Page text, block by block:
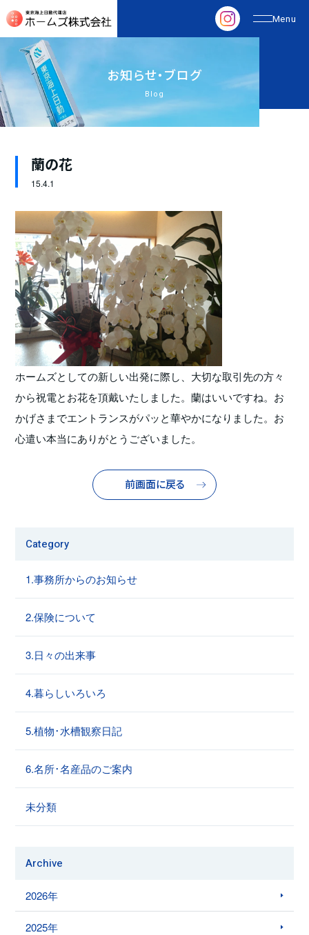
お知らせ・ブログ
Blog
蘭の花
15.4.1
ホームズとしての新しい出発に際し、大切な取引先の方々
から祝電とお花を頂戴いたしました。蘭はいいですね。お
かげさまでエントランスがパッと華やかになりました。お
心遣い本当にありがとうございました。
前画面に戻る
Category
1.事務所からのお知らせ
2.保険について
3.日々の出来事
4.暮らしいろいろ
5.植物･水槽観察日記
6.名所･名産品のご案内
未分類
Archive
2026年
2025年